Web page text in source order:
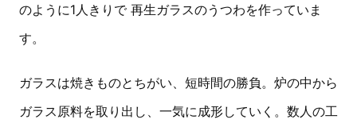
のように1人きりで 再生ガラスのうつわを作っていま
す。
ガラスは焼きものとちがい、短時間の勝負。炉の中から
ガラス原料を取り出し、一気に成形していく。数人の工